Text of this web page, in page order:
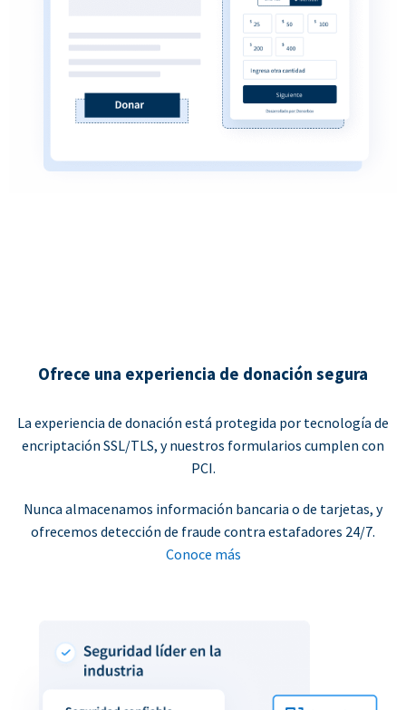
Ofrece una experiencia de donación segura
La experiencia de donación está protegida por tecnología de
encriptación SSL/TLS, y nuestros formularios cumplen con
PCI.
Nunca almacenamos información bancaria o de tarjetas, y
ofrecemos detección de fraude contra estafadores 24/7.
Conoce más